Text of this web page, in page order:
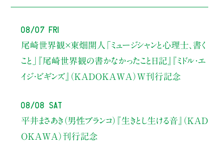
08/07 Fri
尾崎世界観×東畑開人
「ミュージシャンと心理士、書く
こと」
『尾崎世界観の書かなかったこと日記』『ミドル・エ
イジ・ビギンズ』（KADOKAWA）W刊行記念
08/08 Sat
平井まさあき（男性ブランコ） 『生きとし生ける音』（KAD
OKAWA）刊行記念